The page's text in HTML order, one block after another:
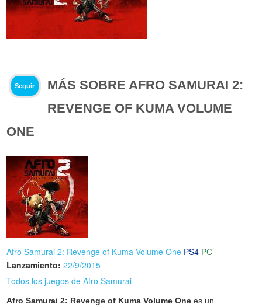
Seguir
MÁS SOBRE AFRO SAMURAI 2:
REVENGE OF KUMA VOLUME
ONE
Afro Samurai 2: Revenge of Kuma Volume One PS4 PC
Lanzamiento: 22/9/2015
Todos los juegos de Afro Samurai
Afro Samurai 2: Revenge of Kuma Volume One es un